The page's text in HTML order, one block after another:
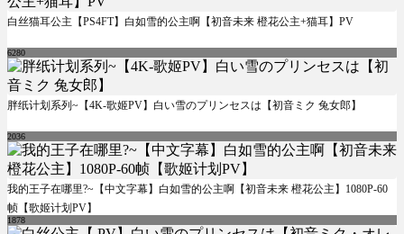
白丝猫耳公主【PS4FT】白如雪的公主啊【初音未来 橙花公主+猫耳】PV
6280
胖纸计划系列~【4K-歌姬PV】白い雪のプリンセスは【初音ミク 兔女郎】
2036
我的王子在哪里?~【中文字幕】白如雪的公主啊【初音未来 橙花公主】1080P-60
帧【歌姬计划PV】
1878